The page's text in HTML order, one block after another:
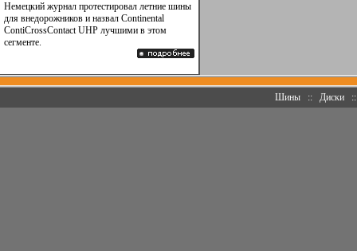
Немецкий журнал протестировал летние шины
для внедорожников и назвал Continental
ContiCrossContact UHP лучшими в этом
сегменте.
Шины :: Диски